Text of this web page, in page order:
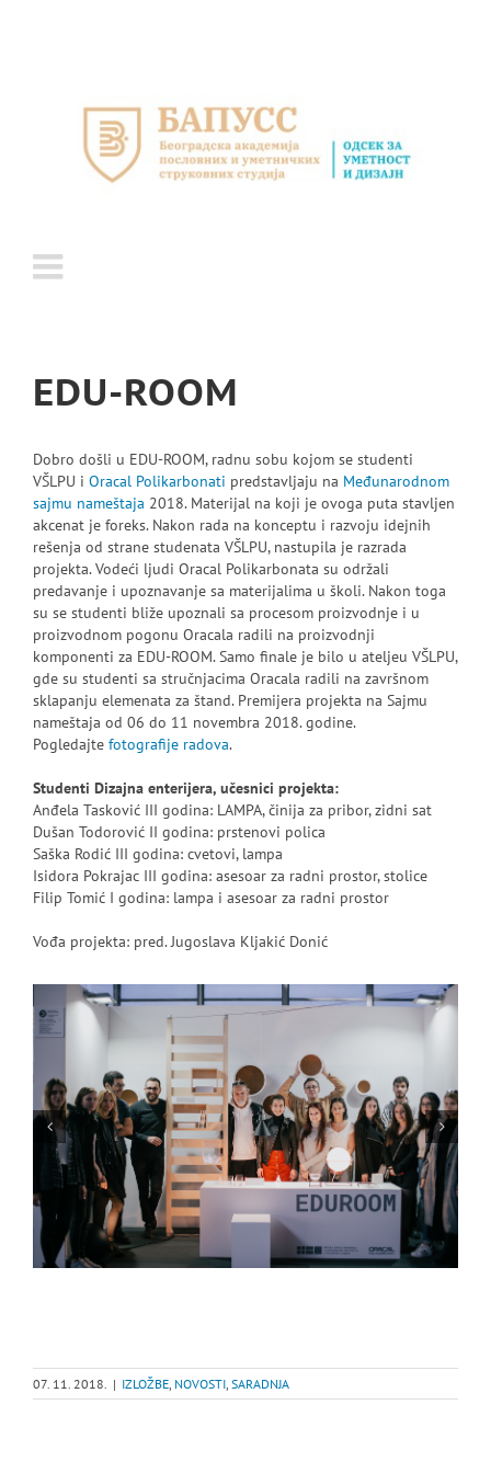
EDU-ROOM
Dobro došli u EDU-ROOM, radnu sobu kojom se studenti
VŠLPU i Oracal Polikarbonati predstavljaju na Međunarodnom
sajmu nameštaja 2018. Materijal na koji je ovoga puta stavljen
akcenat je foreks. Nakon rada na konceptu i razvoju idejnih
rešenja od strane studenata VŠLPU, nastupila je razrada
projekta. Vodeći ljudi Oracal Polikarbonata su održali
predavanje i upoznavanje sa materijalima u školi. Nakon toga
su se studenti bliže upoznali sa procesom proizvodnje i u
proizvodnom pogonu Oracala radili na proizvodnji
komponenti za EDU-ROOM. Samo finale je bilo u ateljeu VŠLPU,
gde su studenti sa stručnjacima Oracala radili na završnom
sklapanju elemenata za štand. Premijera projekta na Sajmu
nameštaja od 06 do 11 novembra 2018. godine.
Pogledajte fotografije radova.
Studenti Dizajna enterijera, učesnici projekta:
Anđela Tasković III godina: LAMPA, činija za pribor, zidni sat
Dušan Todorović II godina: prstenovi polica
Saška Rodić III godina: cvetovi, lampa
Isidora Pokrajac III godina: asesoar za radni prostor, stolice
Filip Tomić I godina: lampa i asesoar za radni prostor
Vođa projekta: pred. Jugoslava Kljakić Donić
07. 11. 2018. | IZLOŽBE NOVOSTI SARADNJA